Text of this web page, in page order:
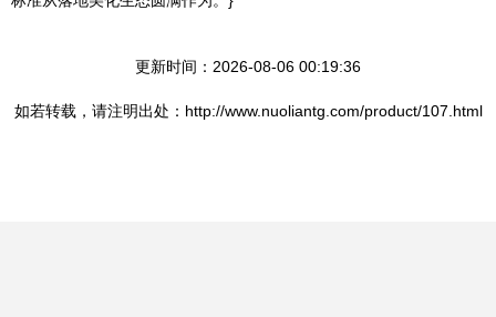
更新时间：2026-08-06 00:19:36
如若转载，请注明出处：http://www.nuoliantg.com/product/107.html